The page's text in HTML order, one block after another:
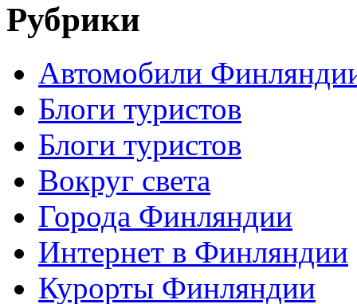
Рубрики
Автомобили
Блоги туристов
Блоги туристов
Вокруг света
Города Финляндии
Интернет в Финляндии
Курорты Финляндии